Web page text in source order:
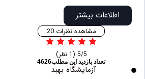
اطلاعات بیشتر
مشاهده نظرات 20
تعداد بازدید این مطلب4626
آزمایشگاه بهبد